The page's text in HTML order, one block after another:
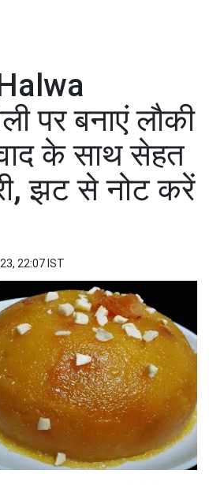
पर बनाएं लौकी
के साथ सेहत
झट से नोट करें
22:07 IST